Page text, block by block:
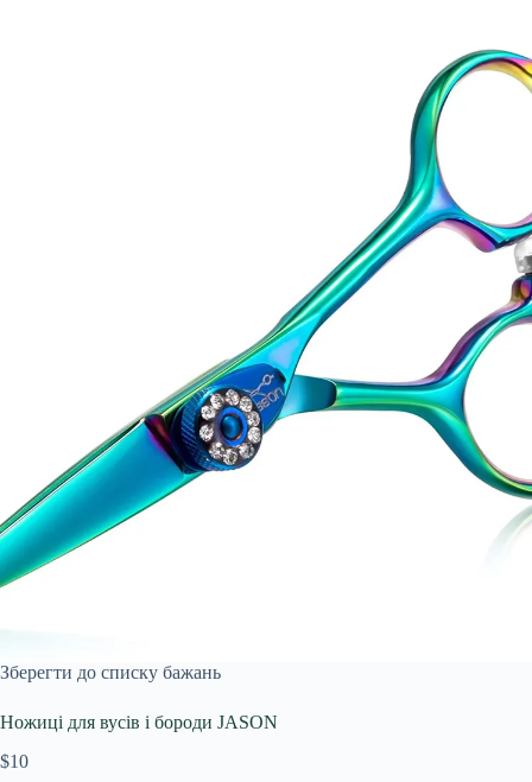
Зберегти до списку бажань
Ножиці для вусів і бороди JASON
$10